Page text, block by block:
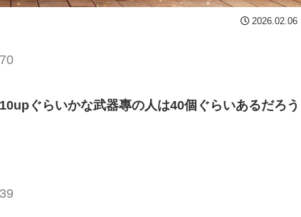
2026.02.06
ぐらいかな武器專の人は40個ぐらいあるだろう